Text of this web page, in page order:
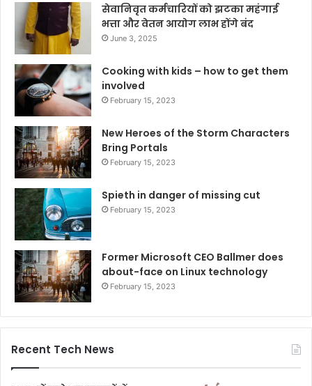
सेवानिवृत कर्मचारियों को झटका महंगाई
भत्ता और वेतन आयोग लाभ होंगे बंद
June 3, 2025
Cooking with kids – how to get them
involved
February 15, 2023
New Heroes of the Storm Characters
Bring Portals
February 15, 2023
Spieth in danger of missing cut
February 15, 2023
Former Microsoft CEO Ballmer does
about-face on Linux technology
February 15, 2023
Recent Tech News